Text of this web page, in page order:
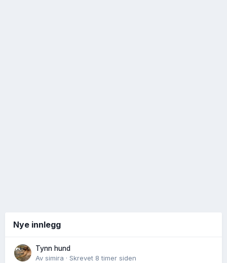
Nye innlegg
Tynn hund
Av simira · Skrevet 8 timer siden